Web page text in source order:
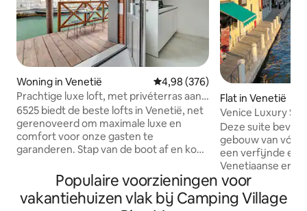
Woning in Venetië Gemiddelde beoordeling van
4,98 (376)
Prachtige luxe loft, met privéterras aan
het kanaal
6525 biedt de beste lofts in Venetië, net
gerenoveerd om maximale luxe en
comfort voor onze gasten te
garanderen. Stap van de boot af en kom
prachtige privéterras dat ruimte biedt
om te dineren of een cocktail te kijken
naar de zonsondergang. Je bereikt
Flat in Venetië
Venice Luxury
design
Deze suite
gebouw van vóór
een verfijnde en
Venetiaanse
steenworp
Grande, op vijf
Piazzale Roma
Populaire voorzieningen voor
vakantiehuizen vlak bij Camping Village